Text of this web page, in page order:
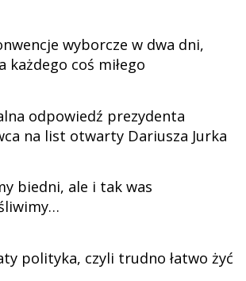
wyborcze w dwa dni,
każdego coś miłego
odpowiedź prezydenta
na list otwarty Dariusza Jurka
biedni, ale i tak was
polityka, czyli trudno łatwo żyć